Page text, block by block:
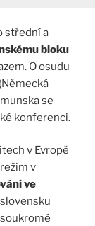
střední a
bloku
O osudu
se
konferenci.
v Evropě
v
ve